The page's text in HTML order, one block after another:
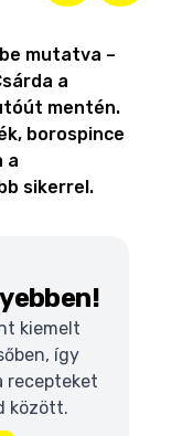
mutatva –
a
mentén.
borospince
a
sikerrel.
kiemelt
így
recepteket
között.